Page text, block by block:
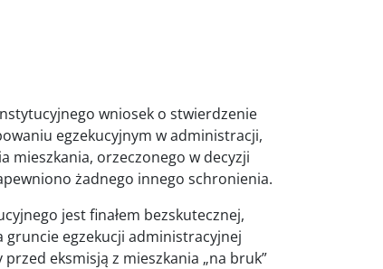
wniosek o stwierdzenie
egzekucyjnym w administracji,
mieszkania, orzeczonego w decyzji
żadnego innego schronienia.
jest finałem bezskutecznej,
gruncie egzekucji administracyjnej
eksmisją z mieszkania „na bruk”